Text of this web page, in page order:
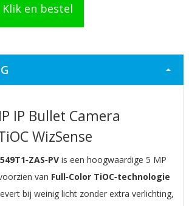
Klik en bestel
IP Bullet Camera
WizSense
is een hoogwaardige 5 MP
van Full‑Color TiOC‑technologie
bij weinig licht zonder extra verlichting,